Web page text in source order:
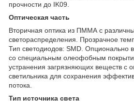
прочности до IK09.
Оптическая часть
Вторичная оптика из ПММА с
светораспределения. Прозрачное
Тип светодиодов: SMD. Опционально
со специальным олеофобным
устранения загрязняющих веществ с
светильника для сохранения
потока.
Тип источника света